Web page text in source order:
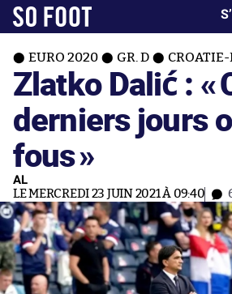
EURO 2020 GR. D CROATIE-
Zlatko Dalić : «
derniers jours
fous»
AL
LE MERCREDI 23 JUIN 2021 À 09:40